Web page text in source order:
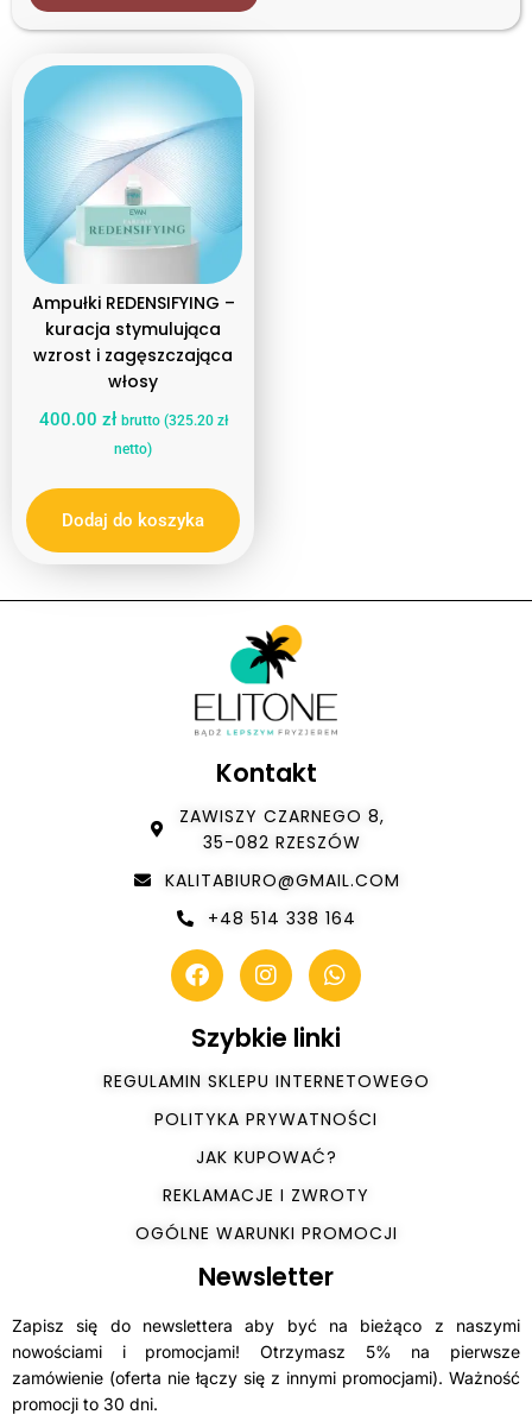
Ampułki REDENSIFYING –
kuracja stymulująca
wzrost i zagęszczająca
włosy
400.00 zł brutto (325.20 zł
netto)
Dodaj do koszyka
Kontakt
ZAWISZY CZARNEGO 8,
35-082 RZESZÓW
KALITABIURO@GMAIL.COM
+48 514 338 164
Szybkie linki
REGULAMIN SKLEPU INTERNETOWEGO
POLITYKA PRYWATNOŚCI
JAK KUPOWAĆ?
REKLAMACJE I ZWROTY
OGÓLNE WARUNKI PROMOCJI
Newsletter
Zapisz się do newslettera aby być na bieżąco z naszymi
nowościami i promocjami! Otrzymasz 5% na pierwsze
zamówienie (oferta nie łączy się z innymi promocjami). Ważność
promocji to 30 dni.